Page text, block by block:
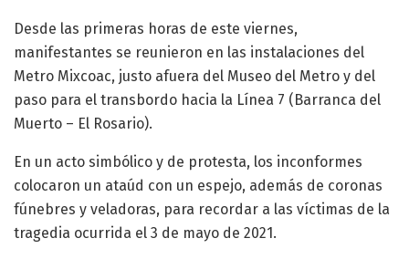
Desde las primeras horas de este viernes,
manifestantes se reunieron en las instalaciones del
Metro Mixcoac, justo afuera del Museo del Metro y del
paso para el transbordo hacia la Línea 7 (Barranca del
Muerto – El Rosario).
En un acto simbólico y de protesta, los inconformes
colocaron un ataúd con un espejo, además de coronas
fúnebres y veladoras, para recordar a las víctimas de la
tragedia ocurrida el 3 de mayo de 2021.